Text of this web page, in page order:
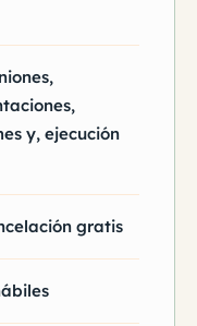
y, ejecución
gratis